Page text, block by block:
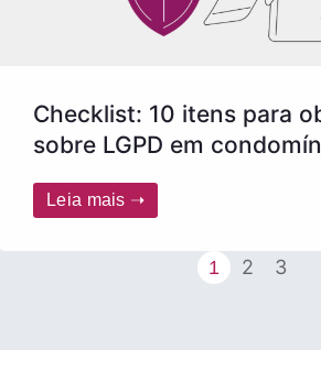
Checklist: 10 itens para
sobre LGPD em
Leia mais ➝
1 2 3